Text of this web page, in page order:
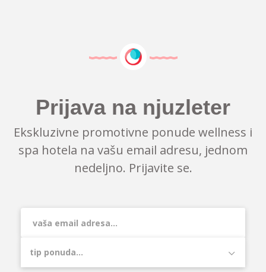
Prijava na njuzleter
Ekskluzivne promotivne ponude wellness i
spa hotela na vašu email adresu, jednom
nedeljno. Prijavite se.